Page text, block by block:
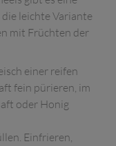
leichte Variante
mit Früchten der
einer reifen
fein pürieren, im
oder Honig
Einfrieren,